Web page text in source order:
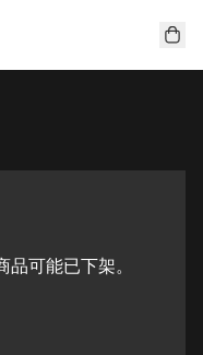
可能已下架。